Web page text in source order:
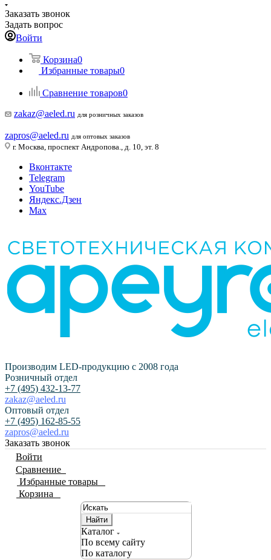
Заказать звонок
Задать вопрос
Войти
Корзина0
Избранные товары0
Сравнение товаров0
zakaz@aeled.ru для розничных заказов
zapros@aeled.ru для оптовых заказов
г. Москва, проспект Андропова., д. 10, эт. 8
Вконтакте
Telegram
YouTube
Яндекс.Дзен
Max
Производим LED-продукцию с 2008 года
Розничный отдел
+7 (495) 432-13-77
zakaz@aeled.ru
Оптовый отдел
+7 (495) 162-85-55
zapros@aeled.ru
Заказать звонок
Войти
Сравнение
Избранные товары
Корзина
Найти
Каталог
По всему сайту
По каталогу